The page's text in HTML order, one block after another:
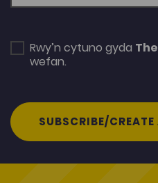
Rwy’n cytuno gyda
wefan.
SUBSCRIBE/